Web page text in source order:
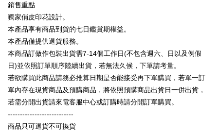
加の申請なしで即時に利用可能です。
2. 支払い方法で「OP Pay Later」を選択すると、注文が成立した後に自動
的に OP Pay Later の取引プロセスに移行し、携帯番号を確認後、分割払
いの回数や支払い期限を選択し、支払いを確認すると取引が完了します。
3. 実際の承認額、分割回数および費用については、後続の取引確認ページ
4. 注文成立後30分以内に確認取引を行わない場合や審査が通過しない場
合、注文は自動的にキャンセルされます。「転専審査」に未通過の状況が
発生した場合は、システムの評価基準に達していないことを意味し、評価
内容についての説明はいたしかねます。
1. 分割払いの金額は電信請求書に統合されず、「OP Pay Later」は毎月の
締め日後に支払いリマインダーのSMSを送信します。
説明
一、 AFTEE代金後払いについて
1.お支払い方法でAFTEE代金後払いを選択すると、携帯電話認証ウィンド
ウが表示されます。
2.SMSで認証してお支払い手続を進めてください。
3.注文するときのお支払いは不要です。商品はご指定の住所に配送されま
4.ご注文が完了すると、携帯に支払い通知のSMSが届きます。アプリ会員
の場合は、AFTEE アプリプッシュ通知が届きます。
5.商品受け取り時のお支払いは不要です。商品を確かめてから、SMSまた
はアプリの通知に従って、4大コンビニ、またはATM/オンラインバンキン
グでお支払いください。
代金納付期限は最短で 14 日以内ですので、ご注意ください。AFTEE アプ
リをダウンロードして AFTEE 会員になるとお支払い期限を最長 45 日以内
配送方法
全家付款取貨
配送毎にNT$65、NT$899以上で送料無料
付款後全家取貨
配送毎にNT$60、NT$899以上で送料無料
7-11付款取貨
銷售重點
獨家俏皮印花設計。
本產品享有商品到貨的七日鑑賞期權益。
本產品僅提供退貨服務。
本商品訂做作包裝出貨需7-14個工作日(不包含週六、日以及例假
日)並依照訂單順序陸續出貨，若無法久候，下單請考量。
若欲購買此商品請務必推算日期是否能接受再下單購買，若單一訂
單內存在現貨商品及預購商品，將依照預購商品出貨日一併出貨，
若需分開出貨請來電客服中心或訂購時請分開訂單購買。
---------------------------
商品只可退貨不可換貨